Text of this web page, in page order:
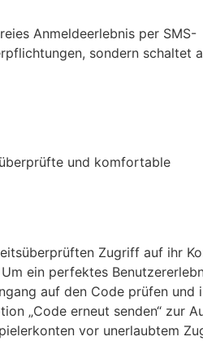
Anmeldeerlebnis per SMS-
sondern schaltet
und komfortable
Zugriff auf ihr
ein perfektes
auf den Code prüfen und
„Code erneut senden“ zur
vor unerlaubtem